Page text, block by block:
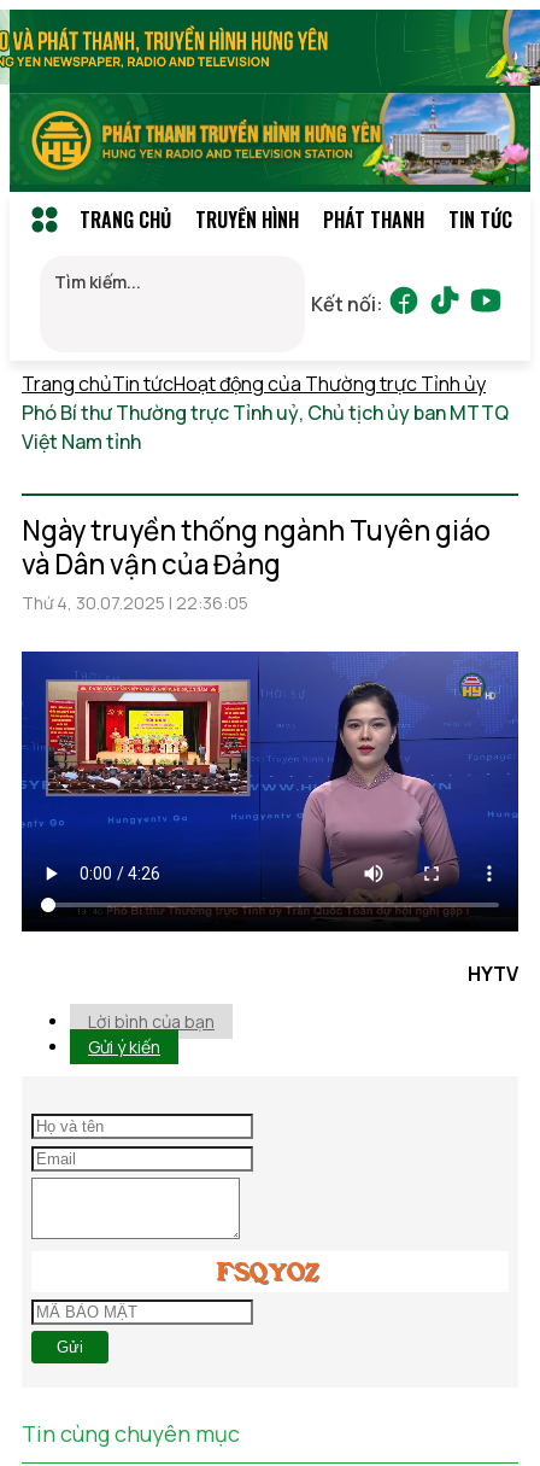
TRANG CHỦ TRUYỀN HÌNH PHÁT THANH TIN TỨC
Kết nối:
Trang chủTin tứcHoạt động của Thường trực Tỉnh ủy
Phó Bí thư Thường trực Tỉnh uỷ, Chủ tịch ủy ban MTTQ
Việt Nam tỉnh
Ngày truyền thống ngành Tuyên giáo
và Dân vận của Đảng
Thứ 4, 30.07.2025 | 22:36:05
HYTV
Lời bình của bạn
Gửi ý kiến
Gửi
Tin cùng chuyên mục